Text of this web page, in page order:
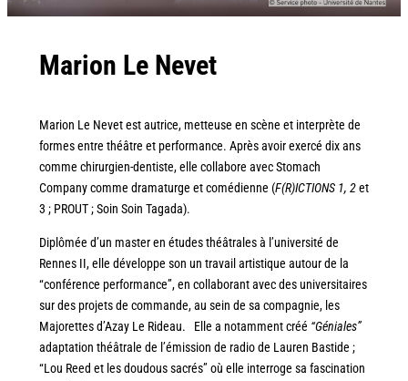
Marion Le Nevet
Marion Le Nevet est autrice, metteuse en scène et interprète de
formes entre théâtre et performance. Après avoir exercé dix ans
comme chirurgien-dentiste, elle collabore avec Stomach
Company comme dramaturge et comédienne (F(R)ICTIONS 1, 2et
3 ; PROUT ; Soin Soin Tagada).
Diplômée d’un master en études théâtrales à l’université de
Rennes II, elle développe son un travail artistique autour de la
“conférence performance”, en collaborant avec des universitaires
sur des projets de commande, au sein de sa compagnie, les
Majorettes d’Azay Le Rideau. Elle a notamment créé “Géniales”
adaptation théâtrale de l’émission de radio de Lauren Bastide ;
“Lou Reed et les doudous sacrés” où elle interroge sa fascination